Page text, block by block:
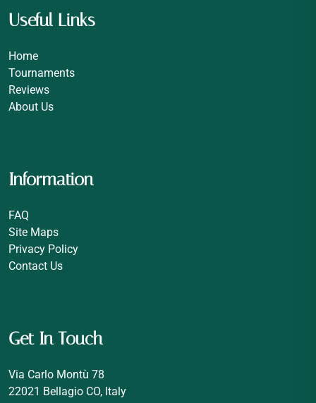
Useful Links
Home
Tournaments
Reviews
About Us
Information
FAQ
Site Maps
Privacy Policy
Contact Us
Get In Touch
Via Carlo Montù 78
22021 Bellagio CO, Italy